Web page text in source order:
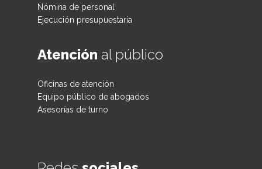
Nómina de personal
Ejecución presupuestaria
Atención al público
Oficinas de atención
Equipo público de abogados
Asesorías de turno